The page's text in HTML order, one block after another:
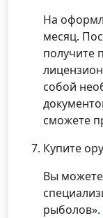
На
месяц.
получите
собой
сможете
Купите
Вы
рыболов».